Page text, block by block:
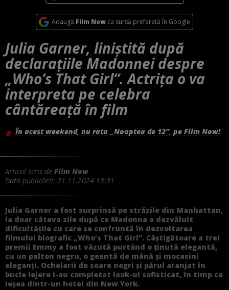
Adaugă Film Now ca sursă preferată în Google
Julia Garner, liniștită după
declarațiile Madonnei despre
„Who’s That Girl”. Actrița o va
interpreta pe celebra
cântăreață în film
În acest weekend, nu rata „Noaptea de 12”, pe Film Now!
Articol scris de Film Now
Data publicării: 21.11.2024 13:31
Julia Garner a fost surprinsă pe străzile din Manhattan,
la doar câteva zile după ce Madonna a dezvăluit
dificultățile cu care se confruntă în dezvoltarea
filmului biografic „Who’s That Girl”. Câștigătoare a trei
premii Emmy a fost văzută purtând o ținută elegantă,
cu un palton negru, o geantă de mână și mocasini
eleganți. Ochelarii de soare negri și părul aranjat în
bucle lejere i-au completat look-ul sofisticat, în timp ce
ieșea dintr-un hotel din New York.